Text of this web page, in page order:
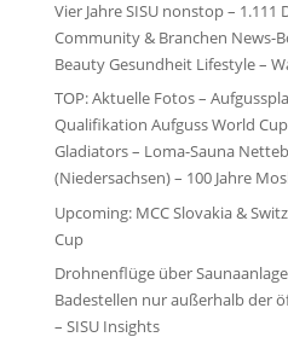
Vier Jahre SISU nonstop – 1.111
Community & Branchen News-
Beauty Gesundheit Lifestyle –
TOP: Aktuelle Fotos –
Qualifikation Aufguss World
Gladiators – Loma-Sauna
(Niedersachsen) – 100 Jahre
Upcoming: MCC Slovakia &
Cup
Drohnenflüge über
Badestellen nur außerhalb der
– SISU Insights